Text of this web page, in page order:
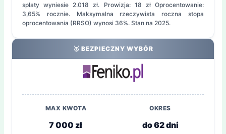
spłaty wyniesie 2.018 zł. Prowizja: 18 zł Oprocentowanie:
3,65% rocznie. Maksymalna rzeczywista roczna stopa
oprocentowania (RRSO) wynosi 36%. Stan na 2025.
🥈 BEZPIECZNY WYBÓR
MAX KWOTA
7 000 zł
OKRES
do 62 dni